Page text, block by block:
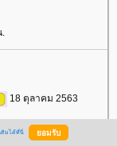
.
18 ตุลาคม 2563
ติมได้ที่นี่